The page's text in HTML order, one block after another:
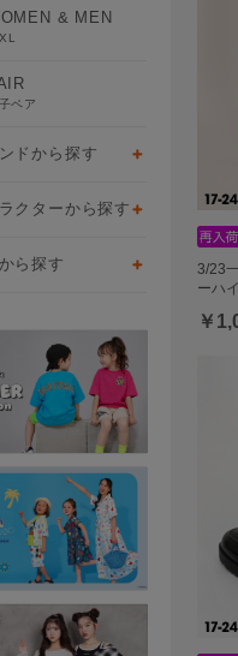
3/23
ーハ
￥
& MEN
ペア
ドから探す
クターから探す
ら探す